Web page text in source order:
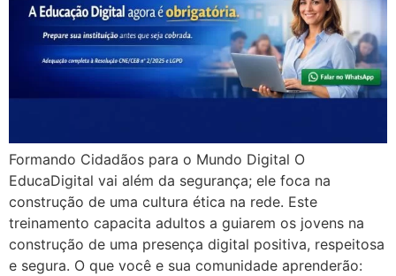
Formando Cidadãos para o Mundo Digital O
EducaDigital vai além da segurança; ele foca na
construção de uma cultura ética na rede. Este
treinamento capacita adultos a guiarem os jovens na
construção de uma presença digital positiva, respeitosa
e segura. O que você e sua comunidade aprenderão: